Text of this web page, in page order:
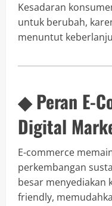
Kesadaran
untuk berubah,
menuntut
◆ Peran E-
Digital
E-commerce
perkembangan
besar menyediakan
friendly,